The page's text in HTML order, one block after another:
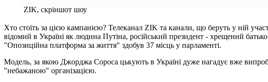
ZIK, скріншот шоу
Хто стоїть за цією кампанією? Телеканал ZIK та канали, що беруть у ній
відомий в Україні як людина Путіна, російський президент - хрещений
"Опозиційна платформа за життя" здобув 37 місць у парламенті.
Модель, за якою Джорджа Сороса цькують в Україні дуже нагадує вже
"небажаною" організацією.